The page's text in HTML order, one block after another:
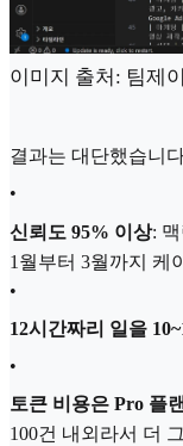
이미지 출처: 팀제
결과는 대단했습니
•
신뢰도 95% 이상:
1월부터 3월까지 케
•
12시간짜리 일을
•
토큰 비용은 Pro 플
100건 내외라서 더